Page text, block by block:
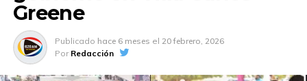
Greene
Publicado hace 6 meses el 20 febrero, 2026
Por Redacción